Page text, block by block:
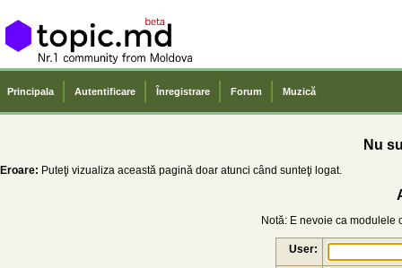
Principala Autentificare Înregistrare Forum Muzică
Nu
Eroare: Puteţi vizualiza această pagină doar atunci când sunteţi logat.
Notă: E nevoie ca modulele
User: